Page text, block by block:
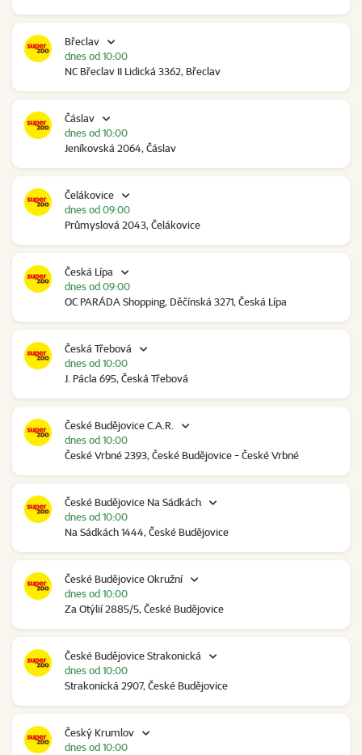
Břeclav
NC Břeclav II Lidická 3362, Břeclav
dnes od 10:00
Čáslav
Jeníkovská 2064, Čáslav
dnes od 10:00
Čelákovice
Průmyslová 2043, Čelákovice
dnes od 09:00
Česká Lípa
OC PARÁDA Shopping, Děčínská 3271, Česká Lípa
dnes od 09:00
Česká Třebová
J. Pácla 695, Česká Třebová
dnes od 10:00
České Budějovice C.A.R.
České Vrbné 2393, České Budějovice - České Vrbné
dnes od 10:00
České Budějovice Na Sádkách
Na Sádkách 1444, České Budějovice
dnes od 10:00
České Budějovice Okružní
Za Otýlií 2885/5, České Budějovice
dnes od 10:00
České Budějovice Strakonická
Strakonická 2907, České Budějovice
dnes od 10:00
Český Krumlov
dnes od 10:00